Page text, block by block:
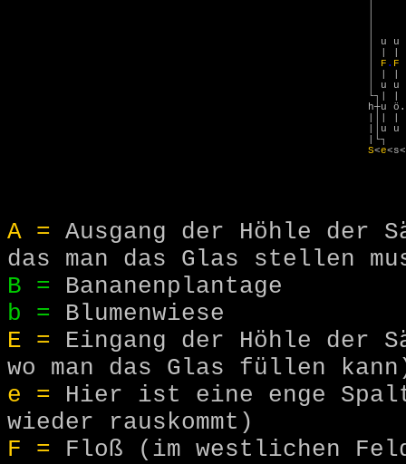
│
F . F
│
h┼u
S<e
A = Ausgang der Höhle
das man das Glas stellen
B = Bananenplantage
b = Blumenwiese
E = Eingang der Höhle der
wo man das Glas füllen
e = Hier ist eine enge
wieder rauskommt)
F = Floß (im westlichen